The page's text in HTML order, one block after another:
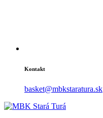
Kontakt
basket@mbkstaratura.sk